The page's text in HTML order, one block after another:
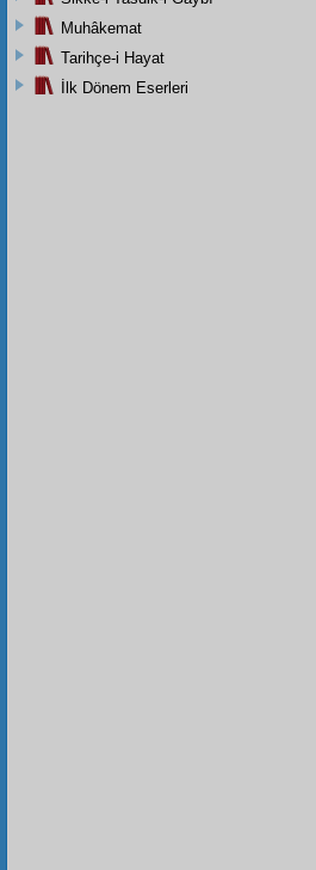
Muhâkemat
Tarihçe-i Hayat
İlk Dönem Eserleri